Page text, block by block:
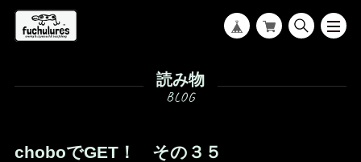
読み物
choboでGET！ その３５